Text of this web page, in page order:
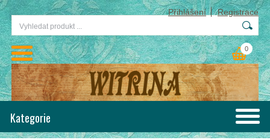
Přihlášení Registrace
0
Kategorie